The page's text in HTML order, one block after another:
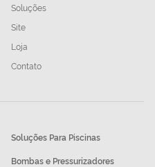
Soluções
Site
Loja
Contato
Soluções Para Piscinas
Bombas e Pressurizadores